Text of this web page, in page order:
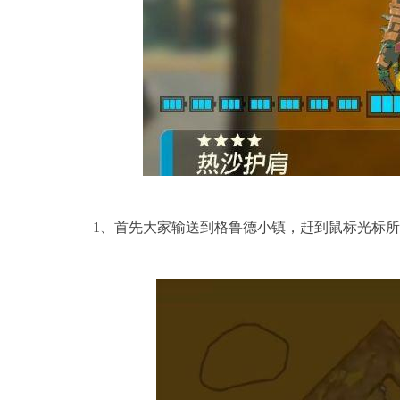
1、首先大家输送到格鲁德小镇，赶到鼠标光标